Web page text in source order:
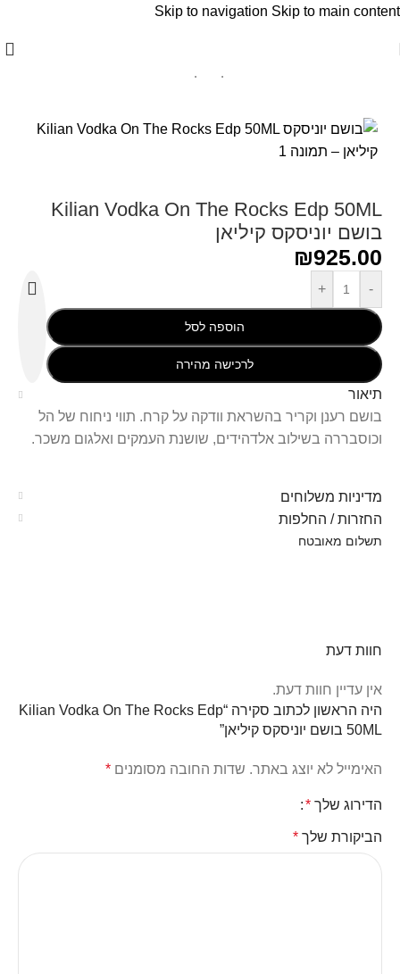
Skip to navigation Skip to main content
Kilian Vodka On The Rocks Edp 50ML
בושם יוניסקס קיליאן
₪925.00
-
+
הוספה לסל
לרכישה מהירה
תיאור
בושם רענן וקריר בהשראת וודקה על קרח. תווי ניחוח של הל
וכוסבררה בשילוב אלדהידים, שושנת העמקים ואלגום משכר.
מדיניות משלוחים
החזרות / החלפות
תשלום מאובטח
חוות דעת
אין עדיין חוות דעת.
היה הראשון לכתוב סקירה “Kilian Vodka On The Rocks Edp
50ML בושם יוניסקס קיליאן”
האימייל לא יוצג באתר. שדות החובה מסומנים *
הדירוג שלך *
הביקורת שלך *